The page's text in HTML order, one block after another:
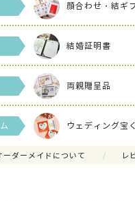
顔合わせ・結ギ
結婚証明書
両親贈呈品
ウェディング宝
ーダーメイドについて レ